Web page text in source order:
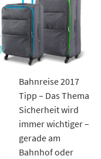
Bahnreise 2017
Tipp – Das Thema
Sicherheit wird
immer wichtiger –
gerade am
Bahnhof oder